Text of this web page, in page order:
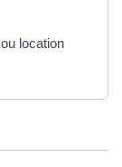
location
onglet)